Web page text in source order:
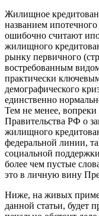
Жилищное
названием
ошибочно считают
жилищного
рынку первичного
востребованным
практически
демографического
единственно
Тем не менее,
Правительства РФ о
жилищного
федеральной линии,
социальной
более чем пустые
это в личную вину
Ниже, на живых
данной статьи, будет